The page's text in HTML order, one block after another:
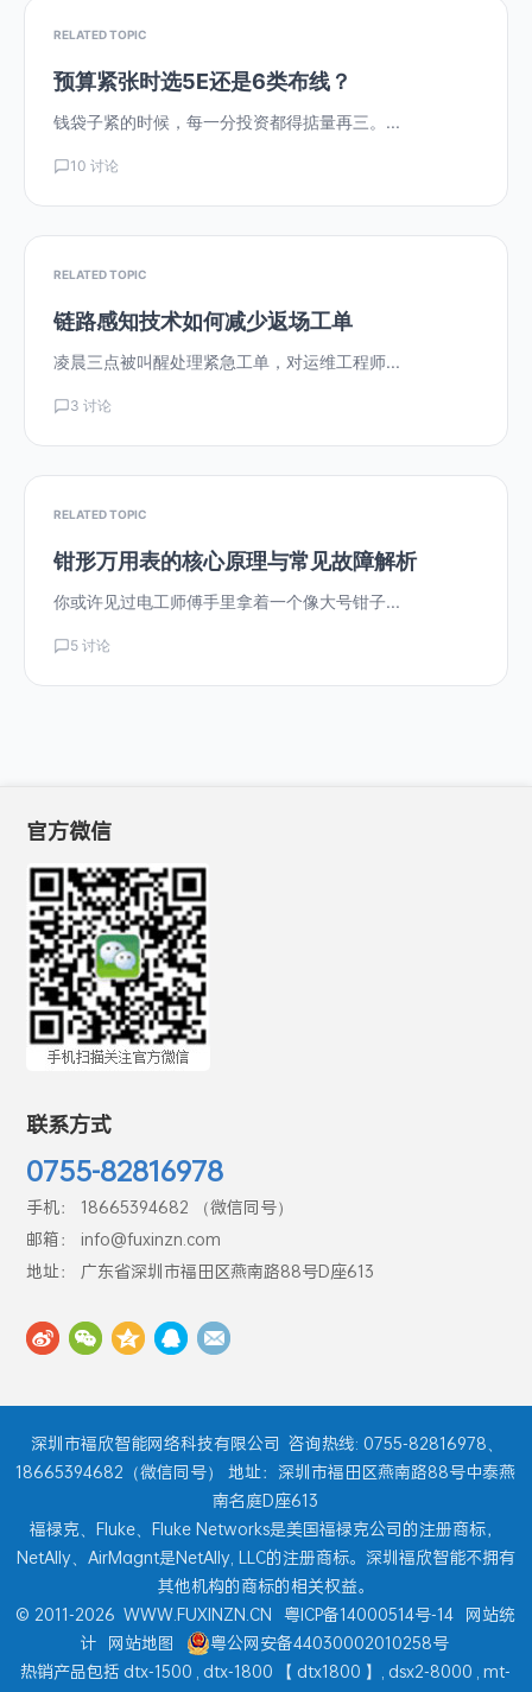
RELATED TOPIC
预算紧张时选5E还是6类布线？
钱袋子紧的时候，每一分投资都得掂量再三。...
10 讨论
RELATED TOPIC
链路感知技术如何减少返场工单
凌晨三点被叫醒处理紧急工单，对运维工程师...
3 讨论
RELATED TOPIC
钳形万用表的核心原理与常见故障解析
你或许见过电工师傅手里拿着一个像大号钳子...
5 讨论
官方微信
联系方式
0755-82816978
手机： 18665394682 （微信同号）
邮箱： info@fuxinzn.com
地址： 广东省深圳市福田区燕南路88号D座613
深圳市福欣智能网络科技有限公司 咨询热线: 0755-82816978、
18665394682（微信同号） 地址：深圳市福田区燕南路88号中泰燕
南名庭D座613
福禄克、Fluke、Fluke Networks是美国福禄克公司的注册商标，
NetAlly、AirMagnt是NetAlly, LLC的注册商标。深圳福欣智能不拥有
其他机构的商标的相关权益。
© 2011-2026 WWW.FUXINZN.CN 粤ICP备14000514号-14 网站统
计 网站地图
粤公网安备44030002010258号
热销产品包括 dtx-1500 , dtx-1800 【 dtx1800 】, dsx2-8000 , mt-